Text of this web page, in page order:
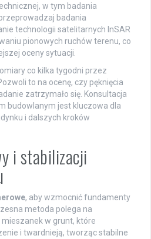
w tym badania
badania
technologii satelitarnych InSAR
pionowych ruchów terenu, co
oceny sytuacji.
co kilka tygodni przez
to na ocenę, czy pęknięcia
zatrzymało się. Konsultacja
budowlanym jest kluczowa dla
i dalszych kroków
i stabilizacji
, aby wzmocnić fundamenty
metoda polega na
w grunt, które
i twardnieją, tworząc stabilne